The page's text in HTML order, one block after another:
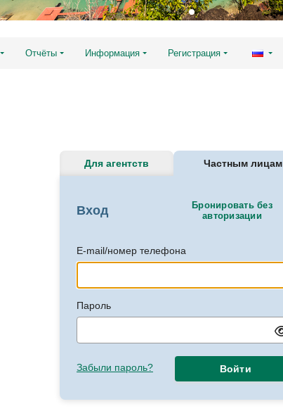
Отчёты Информация Регистрация
Частным лицам
Для агентств
Вход
Бронировать без
авторизации
E-mail/номер телефона
Пароль
Забыли пароль? Войти